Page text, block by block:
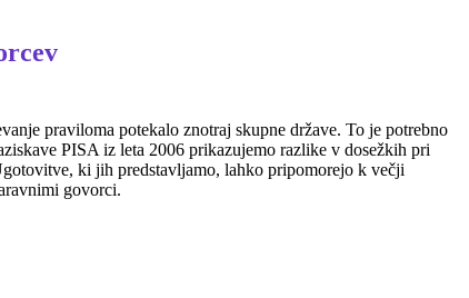
praviloma potekalo znotraj skupne države. To je potrebno
PISA iz leta 2006 prikazujemo razlike v dosežkih pri
ki jih predstavljamo, lahko pripomorejo k večji
govorci.